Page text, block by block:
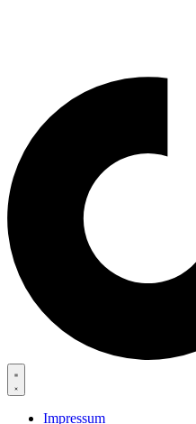
Impressum